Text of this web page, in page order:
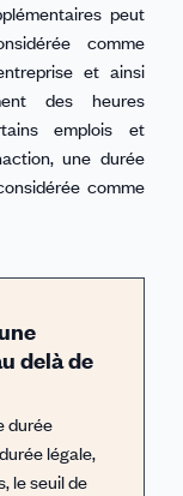
peut
comme
et ainsi
des heures
emplois et
une durée
comme
delà de
durée
légale,
le seuil de